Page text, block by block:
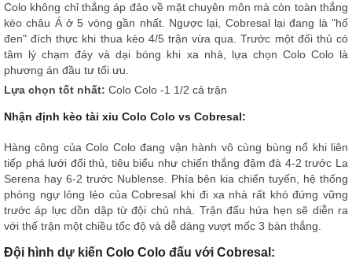
Colo không chỉ thắng áp đảo về mặt chuyên môn mà còn toàn thắng
kèo châu Á ở 5 vòng gần nhất. Ngược lại, Cobresal lại đang là "hố
đen" đích thực khi thua kèo 4/5 trận vừa qua. Trước một đối thủ có
tâm lý chạm đáy và dại bóng khi xa nhà, lựa chọn Colo Colo là
phương án đầu tư tối ưu.
Lựa chọn tốt nhất: Colo Colo -1 1/2 cả trận
Nhận định kèo tài xỉu Colo Colo vs Cobresal:
Hàng công của Colo Colo đang vận hành vô cùng bùng nổ khi liên
tiếp phá lưới đối thủ, tiêu biểu như chiến thắng đậm đà 4-2 trước La
Serena hay 6-2 trước Nublense. Phía bên kia chiến tuyến, hệ thống
phòng ngự lỏng lẻo của Cobresal khi đi xa nhà rất khó đứng vững
trước áp lực dồn dập từ đội chủ nhà. Trận đấu hứa hẹn sẽ diễn ra
với thế trận một chiều tốc độ và dễ dàng vượt mốc 3 bàn thắng.
Đội hình dự kiến Colo Colo đấu với Cobresal: